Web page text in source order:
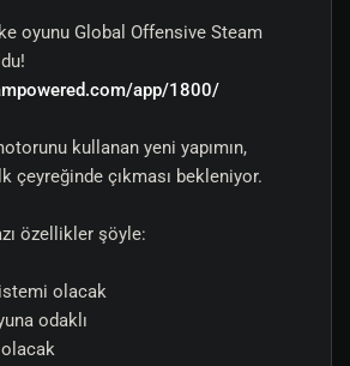
oyunu Global Offensive Steam
app/1800/
kullanan yeni yapımın,
çeyreğinde çıkması bekleniyor.
özellikler şöyle:
olacak
odaklı